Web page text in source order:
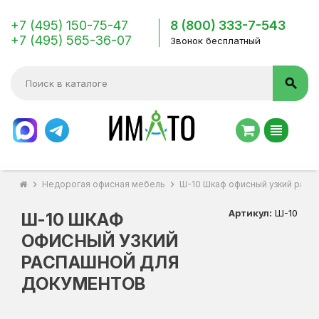
+7 (495) 150-75-47
+7 (495) 565-36-07
8 (800) 333-7-543
Звонок бесплатный
search
view_headline
chevron_right Недорогая офисная мебель chevron_right Ш-10 Шкаф офисный узкий
Ш-10 ШКАФ
ОФИСНЫЙ УЗКИЙ
РАСПАШНОЙ ДЛЯ
ДОКУМЕНТОВ
Артикул: Ш-10